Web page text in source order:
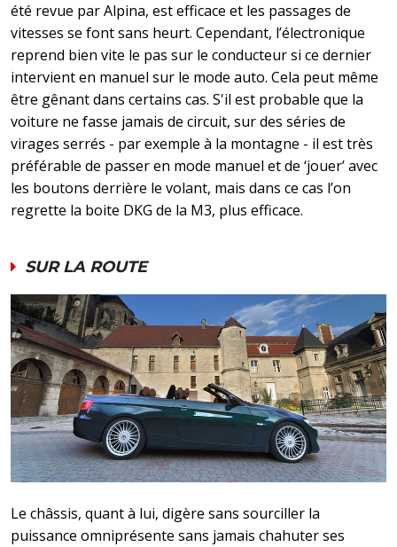
été revue par Alpina, est efficace et les passages de
vitesses se font sans heurt. Cependant, l’électronique
reprend bien vite le pas sur le conducteur si ce dernier
intervient en manuel sur le mode auto. Cela peut même
être gênant dans certains cas. S'il est probable que la
voiture ne fasse jamais de circuit, sur des séries de
virages serrés - par exemple à la montagne - il est très
préférable de passer en mode manuel et de ‘jouer’ avec
les boutons derrière le volant, mais dans ce cas l’on
regrette la boite DKG de la M3, plus efficace.
SUR LA ROUTE
Le châssis, quant à lui, digère sans sourciller la
puissance omniprésente sans jamais chahuter ses